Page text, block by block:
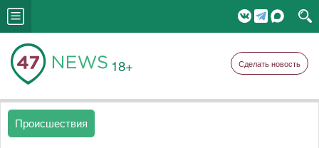
18+ Сделать новость
Происшествия